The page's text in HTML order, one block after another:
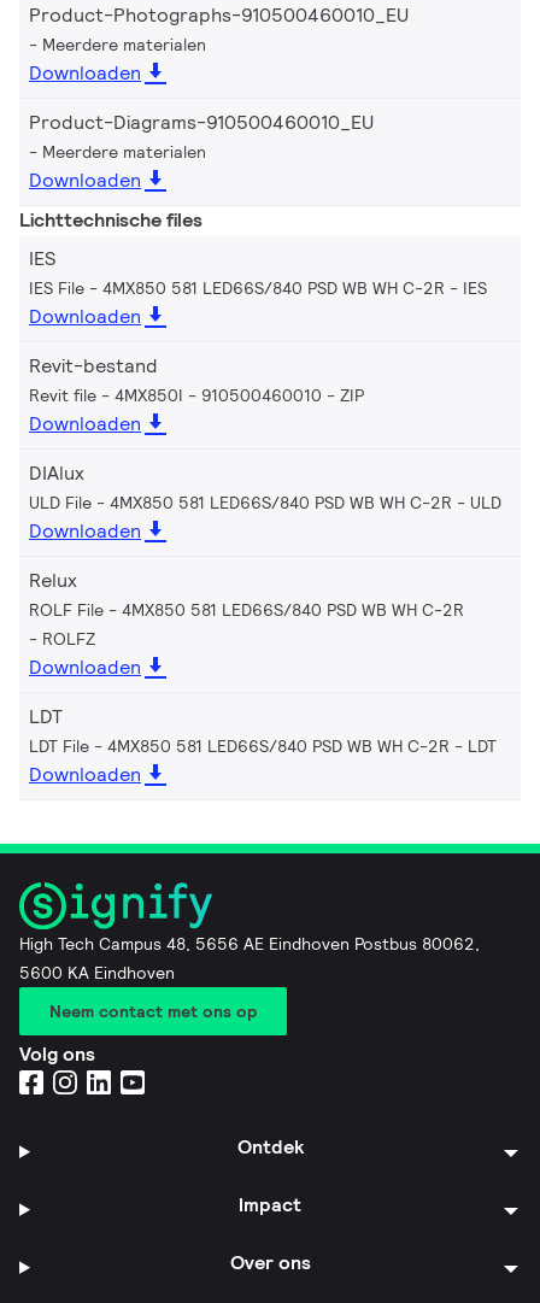
Product-Photographs-910500460010_EU
Meerdere materialen
Downloaden
Product-Diagrams-910500460010_EU
Meerdere materialen
Downloaden
Lichttechnische files
IES
IES File - 4MX850 581 LED66S/840 PSD WB WH C-2R IES
Downloaden
Revit-bestand
Revit file - 4MX850I - 910500460010 ZIP
Downloaden
DIAlux
ULD File - 4MX850 581 LED66S/840 PSD WB WH C-2R ULD
Downloaden
Relux
ROLF File - 4MX850 581 LED66S/840 PSD WB WH C-2R
ROLFZ
Downloaden
LDT
LDT File - 4MX850 581 LED66S/840 PSD WB WH C-2R LDT
Downloaden
High Tech Campus 48, 5656 AE Eindhoven Postbus 80062,
5600 KA Eindhoven
Neem contact met ons op
Volg ons
Ontdek
Impact
Over ons